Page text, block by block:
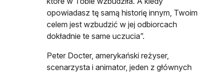
opowiadasz tę samą historię innym, Twoim
celem jest wzbudzić w jej odbiorcach
dokładnie te same uczucia”.
Peter Docter, amerykański reżyser,
scenarzysta i animator, jeden z głównych